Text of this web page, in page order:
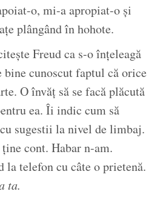
o, mi-a apropiat-o și
plângând în hohote.
Freud ca s-o înțeleagă
cunoscut faptul că orice
O învăț să se facă plăcută
ea. Îi indic cum să
sugestii la nivel de limbaj.
cont. Habar n-am.
la telefon cu câte o prietenă.
ta.